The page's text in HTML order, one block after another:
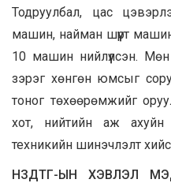
Тодруулбал, цас
машин, найман шүүрт
10 машин нийлүүлсэн.
зэрэг хөнгөн юмсыг
тоног төхөөрөмжийг
хот, нийтийн аж
техникийн шинэчлэлт
НЗДТГ-ЫН ХЭВЛЭЛ